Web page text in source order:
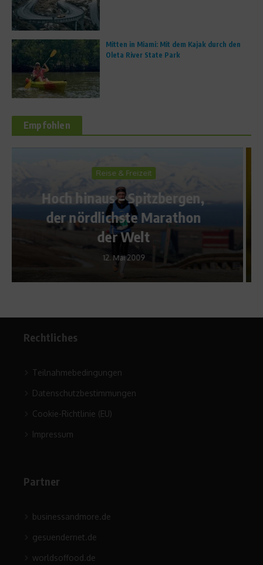
Mitten in Miami: Mit dem Kajak durch den
Oleta River State Park
Empfohlen
Sportler Ernährung
Olivenöl könnte Übergewicht
vorbeugen
Rechtliches
Teilnahmebedingungen
Datenschutzbestimmungen
Cookie-Richtlinie (EU)
Impressum
Partner
businessandmore.de
gesuendernet.de
worldsoffood.de